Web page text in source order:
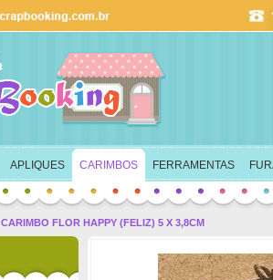
APLIQUES CARIMBOS FERRAMENTAS
CARIMBO FLOR HAPPY (FELIZ) 5 X 3,8CM